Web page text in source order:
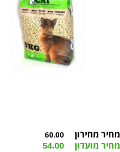
מחיר מחירון 60.00
מחיר מועדון 54.00